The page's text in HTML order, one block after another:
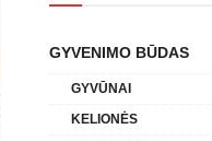
GYVENIMO BŪDAS
GYVŪNAI
KELIONĖS